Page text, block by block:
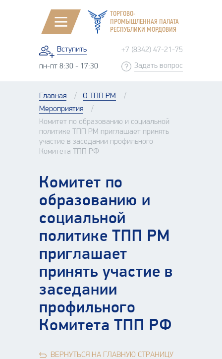
ТОРГОВО-
ПРОМЫШЛЕННАЯ ПАЛАТА
РЕСПУБЛИКИ МОРДОВИЯ
Вступить +7 (8342) 47-21-75
пн-пт 8:30 - 17:30 Задать вопрос
Главная
О ТПП РМ
Мероприятия
Комитет по образованию и социальной
политике ТПП РМ приглашает принять
участие в заседании профильного
Комитета ТПП РФ
Комитет по
образованию и
социальной
политике ТПП РМ
приглашает
принять участие в
заседании
профильного
Комитета ТПП РФ
ВЕРНУТЬСЯ НА ГЛАВНУЮ СТРАНИЦУ